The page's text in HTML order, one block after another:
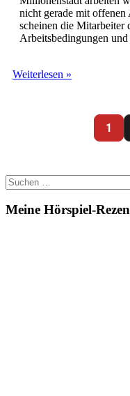
nicht gerade mit
scheinen die Mitarbeiter
Arbeitsbedingungen
Weiterlesen »
Raubtierhaus
1
Suchen
nach:
Meine Hörspiel-